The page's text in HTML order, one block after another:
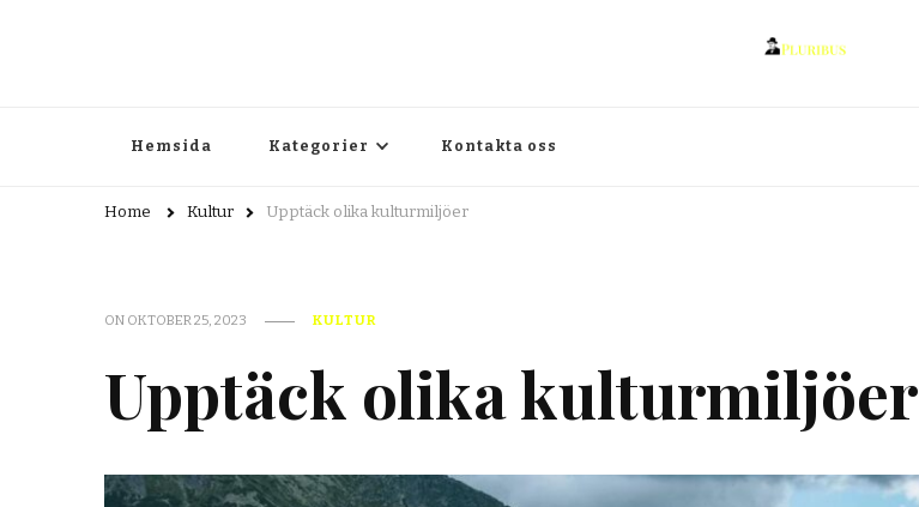
Hemsida Kategorier Kontakta oss
Home Kultur Upptäck olika kulturmiljöer
ON OKTOBER 25, 2023 KULTUR
Upptäck olika kulturmiljöer